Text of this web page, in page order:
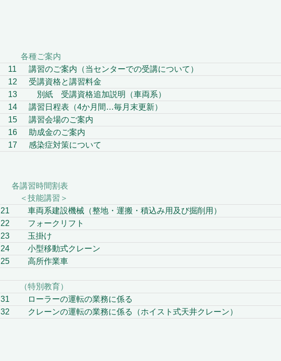
各種ご案内
11
講習のご案内（当センターでの受講について）
12
受講資格と講習料金
13
別紙 受講資格追加説明（車両系）
14
講習日程表（4か月間…毎月末更新）
15
講習会場のご案内
16
助成金のご案内
17 感染症対策について
各講習時間割表
＜技能講習＞
21
車両系建設機械（整地・運搬・積込み用及び掘削用）
22
フォークリフト
23
玉掛け
24
小型移動式クレーン
25 高所作業車
（特別教育）
31
ローラーの運転の業務に係る
32 クレーンの運転の業務に係る（ホイスト式天井クレーン）